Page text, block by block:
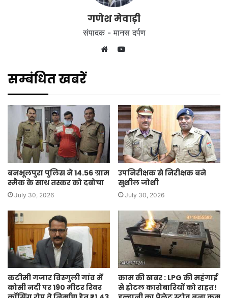
गणेश मेवाड़ी
संपादक - मानस दर्पण
YouTube
सम्बंधित खबरें
बनभूलपुरा पुलिस ने 14.56 ग्राम
स्मैक के साथ तस्कर को दबोचा
July 30, 2026
उपनिरीक्षक से निरीक्षक बने
सुशील जोशी
July 30, 2026
कटीमी गजार विस्गुली गांव में
कोसी नदी पर 190 मीटर रिवर
काम की खबर : LPG की महंगाई
से होटल कारोबारियों को राहत!